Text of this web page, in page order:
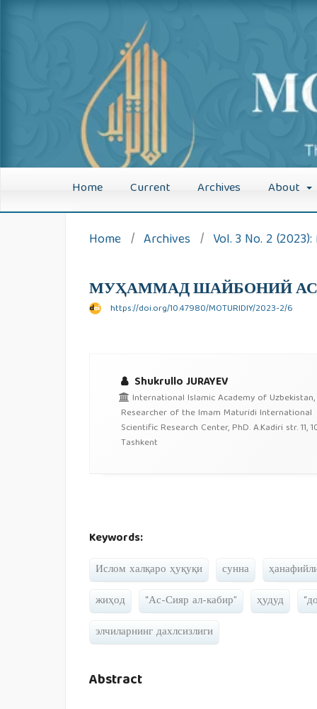
Moturidiylik
Home Current Archives About
Home / Archives / Vol. 3 No. 2
МУҲАММАД ШАЙБОНИЙ
https://doi.org/10.47980/MOTURIDIY/2023-2/6
Shukrullo JURAYEV
International Islamic Academy of Uzbekistan,
Researcher of the Imam Maturidi International
Scientific Research Center, PhD. A.Kadiri str. 11,
Tashkent
Keywords:
Ислом халқаро ҳуқуқи сунна
жиҳод
“Ас-Сияр ал-кабир” ҳудуд
элчиларнинг дахлсизлиги
Abstract